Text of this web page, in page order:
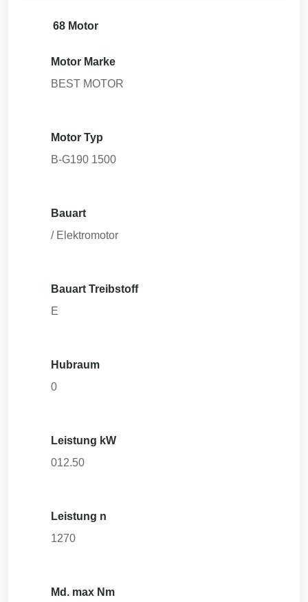
68 Motor
Motor Marke
BEST MOTOR
Motor Typ
B-G190 1500
Bauart
/ Elektromotor
Bauart Treibstoff
E
Hubraum
0
Leistung kW
012.50
Leistung n
1270
Md. max Nm